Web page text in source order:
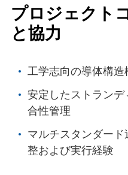
プロジェクト
と協力
工学志向の導体構造
安定したストラン
合性管理
マルチスタンダー
整および実行経験